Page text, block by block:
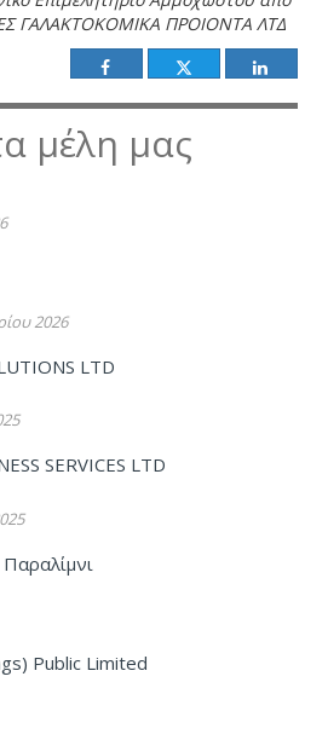
ΓΑΛΑΚΤΟΚΟΜΙΚΑ ΠΡΟΙΟΝΤΑ ΛΤΔ
μέλη μας
2026
LTD
SERVICES LTD
Public Limited